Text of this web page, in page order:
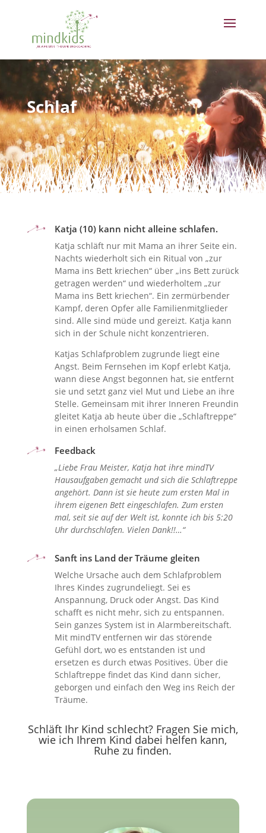
Schlaf
Katja (10) kann nicht alleine schlafen.
Katja schläft nur mit Mama an ihrer Seite ein.
Nachts wiederholt sich ein Ritual von „zur
Mama ins Bett kriechen“ über „ins Bett zurück
getragen werden“ und wiederholtem „zur
Mama ins Bett kriechen“. Ein zermürbender
Kampf, deren Opfer alle Familienmitglieder
sind. Alle sind müde und gereizt. Katja kann
sich in der Schule nicht konzentrieren.
Katjas Schlafproblem zugrunde liegt eine
Angst. Beim Fernsehen im Kopf erlebt Katja,
wann diese Angst begonnen hat, sie entfernt
sie und setzt ganz viel Mut und Liebe an ihre
Stelle. Gemeinsam mit ihrer Inneren Freundin
gleitet Katja ab heute über die „Schlaftreppe“
in einen erholsamen Schlaf.
Feedback
„Liebe Frau Meister, Katja hat ihre mindTV
Hausaufgaben gemacht und sich die Schlaftreppe
angehört. Dann ist sie heute zum ersten Mal in
ihrem eigenen Bett eingeschlafen. Zum ersten
mal, seit sie auf der Welt ist, konnte ich bis 5:20
Uhr durchschlafen. Vielen Dank!!…“
Sanft ins Land der Träume gleiten
Welche Ursache auch dem Schlafproblem
Ihres Kindes zugrundeliegt. Sei es
Anspannung, Druck oder Angst. Das Kind
schafft es nicht mehr, sich zu entspannen.
Sein ganzes System ist in Alarmbereitschaft.
Mit mindTV entfernen wir das störende
Gefühl dort, wo es entstanden ist und
ersetzen es durch etwas Positives. Über die
Schlaftreppe findet das Kind dann sicher,
geborgen und einfach den Weg ins Reich der
Träume.
Schläft Ihr Kind schlecht? Fragen Sie mich,
wie ich Ihrem Kind dabei helfen kann,
Ruhe zu finden.